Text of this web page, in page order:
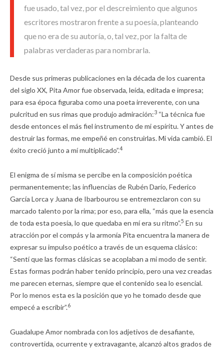
fue usado, tal vez, por el descreimiento que algunos
escritores mostraron frente a su poesía, planteando
que no era de su autoría, o, tal vez, por la falta de
palabras verdaderas para nombrarla.
Desde sus primeras publicaciones en la década de los cuarenta
del siglo XX, Pita Amor fue observada, leída, editada e impresa;
para esa época figuraba como una poeta irreverente, con una
pulcritud en sus rimas que produjo admiración:3 “La técnica fue
desde entonces el más fiel instrumento de mi espíritu. Y antes de
destruir las formas, me empeñé en construirlas. Mi vida cambió. El
éxito creció junto a mí multiplicado”.4
El enigma de sí misma se percibe en la composición poética
permanentemente; las influencias de Rubén Darío, Federico
García Lorca y Juana de Ibarbourou se entremezclaron con su
marcado talento por la rima; por eso, para ella, “más que la esencia
de toda esta poesía, lo que quedaba en mí era su ritmo”.5 En su
atracción por el compás y la armonía Pita encuentra la manera de
expresar su impulso poético a través de un esquema clásico:
“Sentí que las formas clásicas se acoplaban a mi modo de sentir.
Estas formas podrán haber tenido principio, pero una vez creadas
me parecen eternas, siempre que el contenido sea lo esencial.
Por lo menos esta es la posición que yo he tomado desde que
empecé a escribir”.6
Guadalupe Amor nombrada con los adjetivos de desafiante,
controvertida, ocurrente y extravagante, alcanzó altos grados de